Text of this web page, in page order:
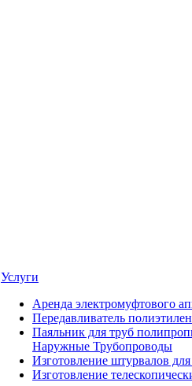
Услуги
Аренда электромуфтового
Передавливатель
Паяльник для труб
Наружные Трубопроводы
Изготовление штурвалов
Изготовление